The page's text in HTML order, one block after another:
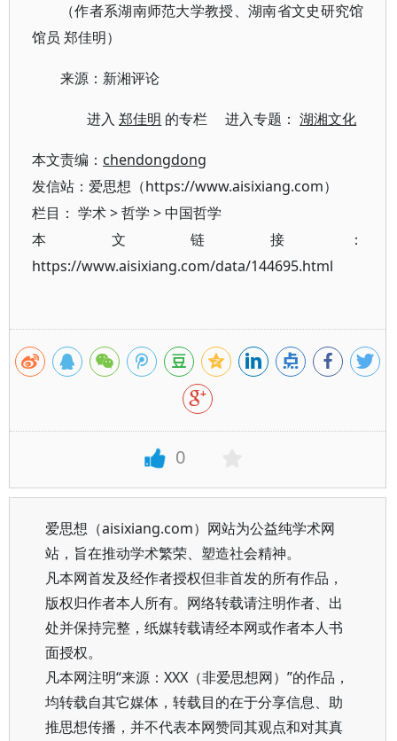
（作者系湖南师范大学教授、湖南省文史研究馆
馆员 郑佳明）
来源：新湘评论
进入郑佳明 的专栏 进入专题：湖湘文化
本文责编： chendongdong
发信站：爱思想（https://www.aisixiang.com）
栏目： 学术>哲学 >中国哲学
本文链接：
https://www.aisixiang.com/data/144695.html
0
爱思想（aisixiang.com）网站为公益纯学术网
站，旨在推动学术繁荣、塑造社会精神。
凡本网首发及经作者授权但非首发的所有作品，
版权归作者本人所有。网络转载请注明作者、出
处并保持完整，纸媒转载请经本网或作者本人书
面授权。
凡本网注明“来源：XXX（非爱思想网）”的作品，
均转载自其它媒体，转载目的在于分享信息、助
推思想传播，并不代表本网赞同其观点和对其真